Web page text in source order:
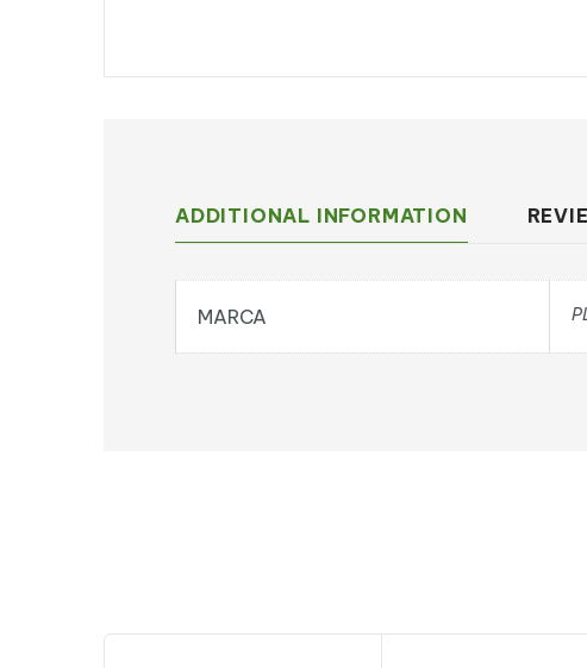
ADDITIONAL INFORMATION
MARCA